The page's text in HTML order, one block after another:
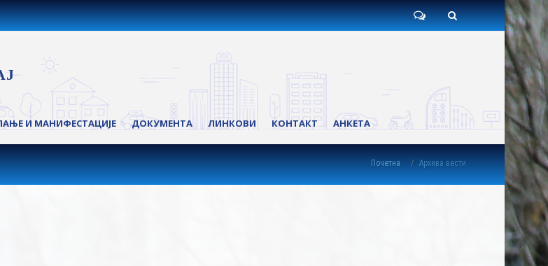
И МАНИФЕСТАЦИЈЕ ДОКУМЕНТА ЛИНКОВИ КОНТАКТ АНКЕТА
Почетна Архива вести